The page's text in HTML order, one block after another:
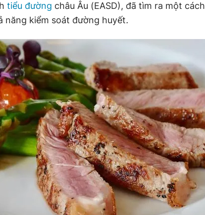
tiểu đường châu Âu (EASD), đã tìm ra một cách
năng kiểm soát đường huyết.